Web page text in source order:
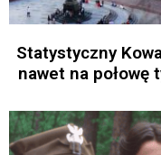
Statystyczny
nawet na